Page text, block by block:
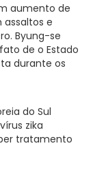
aumento de
assaltos e
Byung-se
de o Estado
durante os
do Sul
zika
tratamento